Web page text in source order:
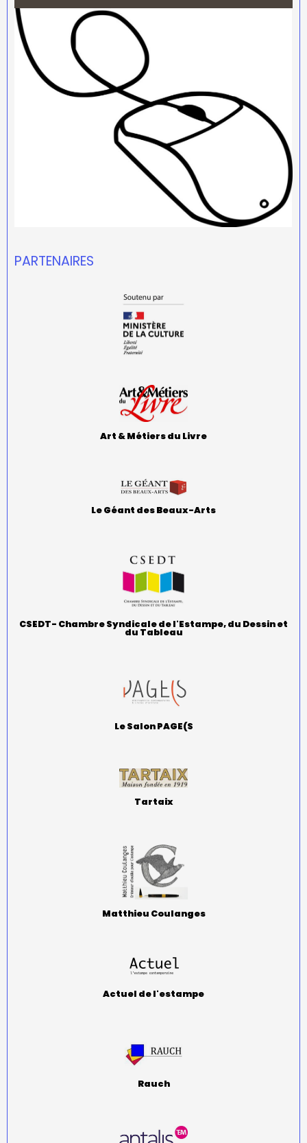
PARTENAIRES
Art & Métiers du Livre
Le Géant des Beaux-Arts
CSEDT- Chambre Syndicale de l'Estampe, du Dessin et
du Tableau
Le Salon PAGE(S
Tartaix
Matthieu Coulanges
Actuel de l'estampe
Rauch